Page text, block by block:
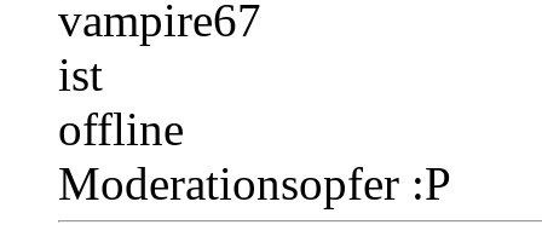
Moderationsopfer :P